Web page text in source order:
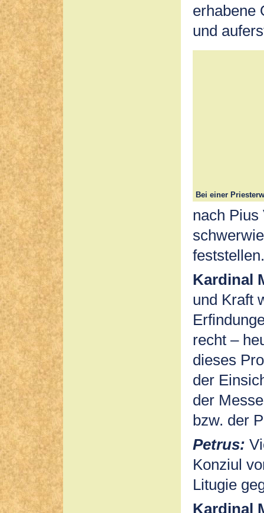
erhabene
und
Bei einer
nach Pius
feststellen.
Kardinal
und Kraft
recht –
dieses
der
der
bzw. der
Petrus:
Konziul
Litugie
Kardinal